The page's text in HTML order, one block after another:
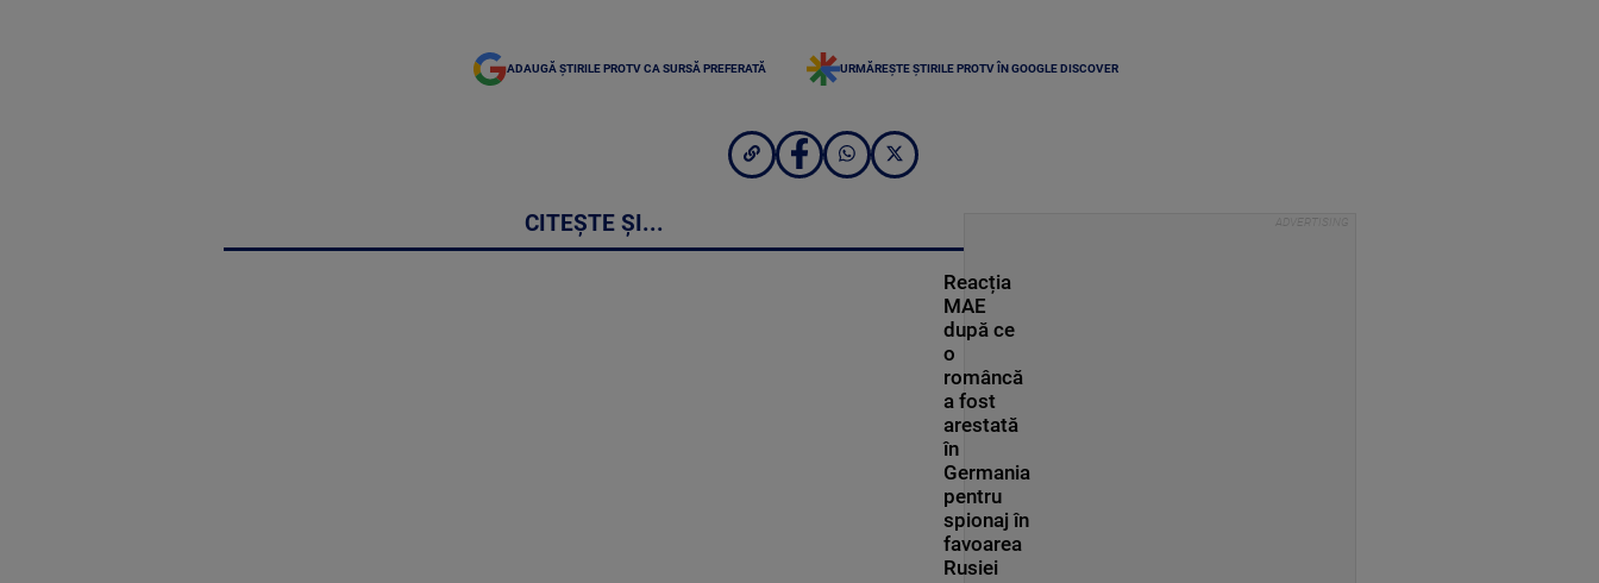
ADAUGĂ ȘTIRILE PROTV CA SURSĂ PREFERATĂ URMĂREȘTE ȘTIRILE PROTV ÎN GOOGLE DISCOVER
CITEȘTE ȘI...
Reacția
MAE
după ce
o
româncă
a fost
arestată
în
Germania
pentru
spionaj în
favoarea
Rusiei